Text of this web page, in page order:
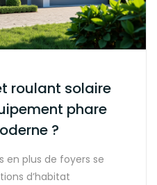
roulant solaire
phare
?
en plus de foyers se
d’habitat